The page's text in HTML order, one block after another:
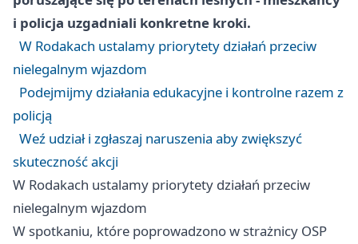
i policja uzgadniali konkretne kroki.
W Rodakach ustalamy priorytety działań przeciw
nielegalnym wjazdom
Podejmijmy działania edukacyjne i kontrolne razem z
policją
Weź udział i zgłaszaj naruszenia aby zwiększyć
skuteczność akcji
W Rodakach ustalamy priorytety działań przeciw
nielegalnym wjazdom
W spotkaniu, które poprowadzono w strażnicy OSP